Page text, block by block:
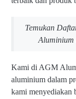
Temukan
Kami di AGM
aluminium dalam
kami menyediakan